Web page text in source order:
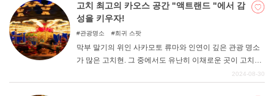
고치 최고의 카오스 공간 "액트랜드 "에서 감
성을 키우자!
관광명소 희귀 스팟
막부 말기의 위인 사카모토 류마와 인연이 깊은 관광 명소
가 많은 고치현. 그 중에서도 유난히 이채로운 곳이 고치현
고난시에 있는 창조광장 "액트랜드 "이다. 이번에는 무엇이
2024-08-30